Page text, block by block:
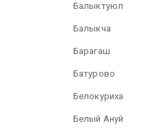
Балыктуюл
Балыкча
Барагаш
Батурово
Белокуриха
Белый Ануй